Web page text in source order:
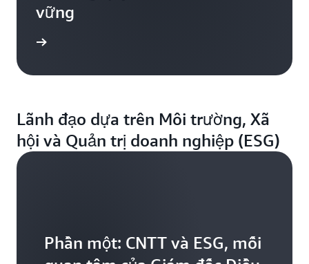
vững
Lãnh đạo dựa trên Môi trường, Xã
hội và Quản trị doanh nghiệp (ESG)
Phần một: CNTT và ESG, mối